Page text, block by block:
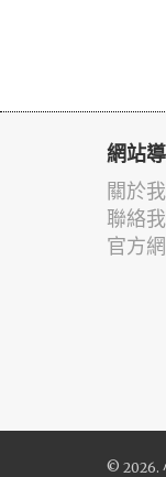
網站
關於
聯絡
官方
© 2026.